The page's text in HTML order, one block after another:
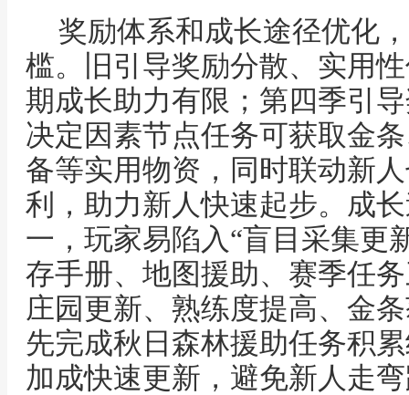
奖励体系和成长途径优化
槛。旧引导奖励分散、实用
期成长助力有限；第四季引
决定因素节点任务可获取金
备等实用物资，同时联动新
利，助力新人快速起步。成
一，玩家易陷入“盲目采集更
存手册、地图援助、赛季任
庄园更新、熟练度提高、金
先完成秋日森林援助任务积
加成快速更新，避免新人走